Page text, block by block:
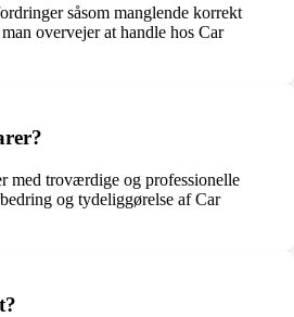
såsom manglende korrekt
overvejer at handle hos Car
med troværdige og professionelle
og tydeliggørelse af Car